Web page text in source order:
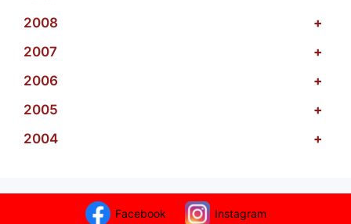
2008
+
2007
+
2006
+
2005
+
2004
+
Facebook Instagram